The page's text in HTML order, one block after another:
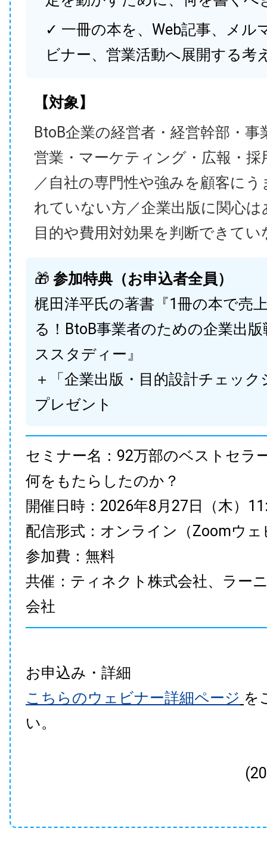
✓ 一冊の本を、Web記事、メル
ビナー、営業活動へ展開する考
【対象】
BtoB企業の経営者・経営幹部・事
営業・マーケティング・広報・採
／自社の専門性や強みを顧客に
れていない方／企業出版に関心
目的や費用対効果を判断できてい
🎁 参加特典（お申込者全員）
梶田洋平氏の著書『1冊の本で売
る！BtoB事業者のための企業出
ススタディー』
＋「企業出版・目的設計チェック
プレゼント
セミナー名：92万部のベストセラ
何をもたらしたのか？
開催日時：2026年8月27日（木）
配信形式：オンライン（Zoomウェ
参加費：無料
共催：ティネクト株式会社、ラー
会社
お申込み・詳細
こちらのウェビナー詳細ページ を
い。